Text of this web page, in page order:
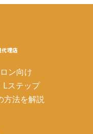
ン向け
Lステップ
方法を解説